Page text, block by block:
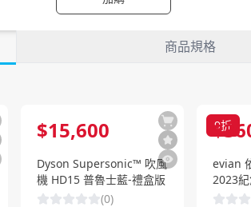
商品規格
$15,600
Dyson Supersonic™ 吹風
機 HD15 普魯士藍-禮盒版
(0)
9折
$
evian
2023